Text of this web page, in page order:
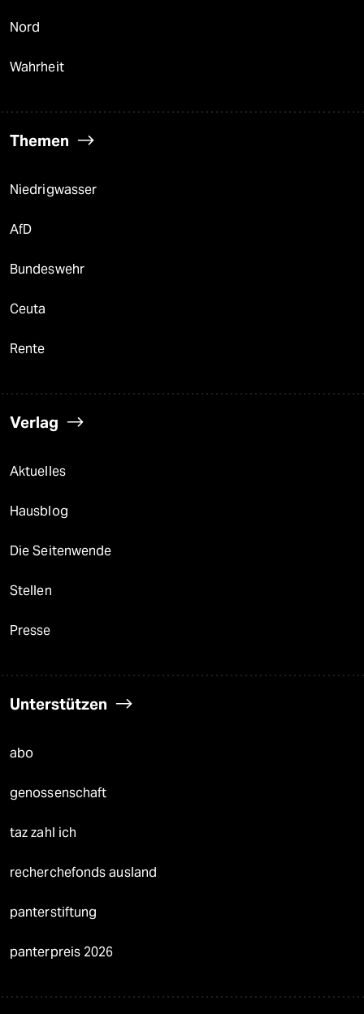
Nord
Wahrheit
Themen
Niedrigwasser
AfD
Bundeswehr
Ceuta
Rente
Verlag
Aktuelles
Hausblog
Die Seitenwende
Stellen
Presse
Unterstützen
abo
genossenschaft
taz zahl ich
recherchefonds ausland
panterstiftung
panterpreis 2026